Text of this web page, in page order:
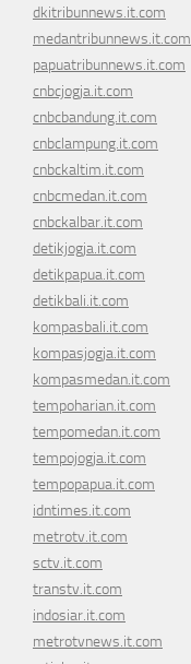
dkitribunnews.it.com
medantribunnews.it.com
papuatribunnews.it.com
cnbcjogja.it.com
cnbcbandung.it.com
cnbclampung.it.com
cnbckaltim.it.com
cnbcmedan.it.com
cnbckalbar.it.com
detikjogja.it.com
detikpapua.it.com
detikbali.it.com
kompasbali.it.com
kompasjogja.it.com
kompasmedan.it.com
tempoharian.it.com
tempomedan.it.com
tempojogja.it.com
tempopapua.it.com
idntimes.it.com
metrotv.it.com
sctv.it.com
transtv.it.com
indosiar.it.com
metrotvnews.it.com